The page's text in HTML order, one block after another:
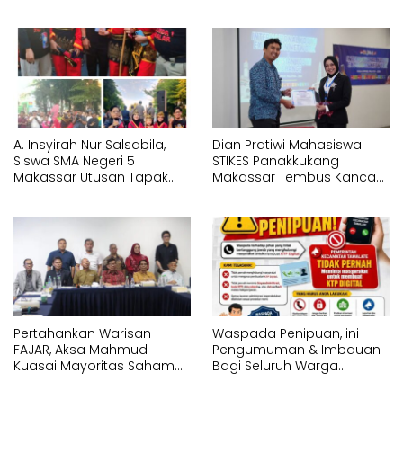
Pencak Silat Tangan
Kosong
Memperagakan Jurus
Pencak Silat Bersenjata
A. Insyirah Nur Salsabila,
Siswa SMA Negeri 5
Makassar Utusan Tapak
Memperagakan Jurus
Pencak Silat
Dian Pratiwi Mahasiswa
STIKES Panakkukang
Makassar Tembus Kancah
Pertahankan Warisan
FAJAR, Aksa Mahmud
Kuasai Mayoritas Saham
Waspada Penipuan, ini
Pengumuman & Imbauan
Bagi Seluruh Warga